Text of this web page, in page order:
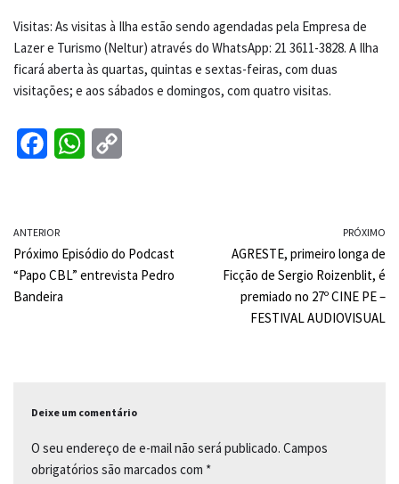
Visitas: As visitas à Ilha estão sendo agendadas pela Empresa de
Lazer e Turismo (Neltur) através do WhatsApp: 21 3611-3828. A Ilha
ficará aberta às quartas, quintas e sextas-feiras, com duas
visitações; e aos sábados e domingos, com quatro visitas.
e
b
o
s
L
ANTERIOR
Próximo Episódio do Podcast
“Papo CBL” entrevista Pedro
Bandeira
PRÓXIMO
AGRESTE, primeiro longa de
Ficção de Sergio Roizenblit, é
premiado no 27º CINE PE –
FESTIVAL AUDIOVISUAL
Deixe um comentário
O seu endereço de e-mail não será publicado. Campos
obrigatórios são marcados com *